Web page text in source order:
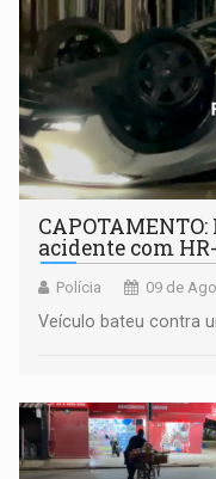
acidente com
Polícia 09 de
Veículo bateu contra